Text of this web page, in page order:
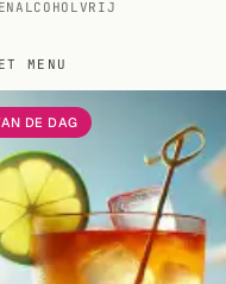
ALCOHOLVRIJ
MENU
DE DAG